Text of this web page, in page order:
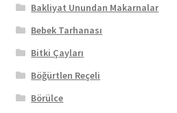
Bakliyat Unundan Makarnalar
Bebek Tarhanası
Bitki Çayları
Böğürtlen Reçeli
Börülce